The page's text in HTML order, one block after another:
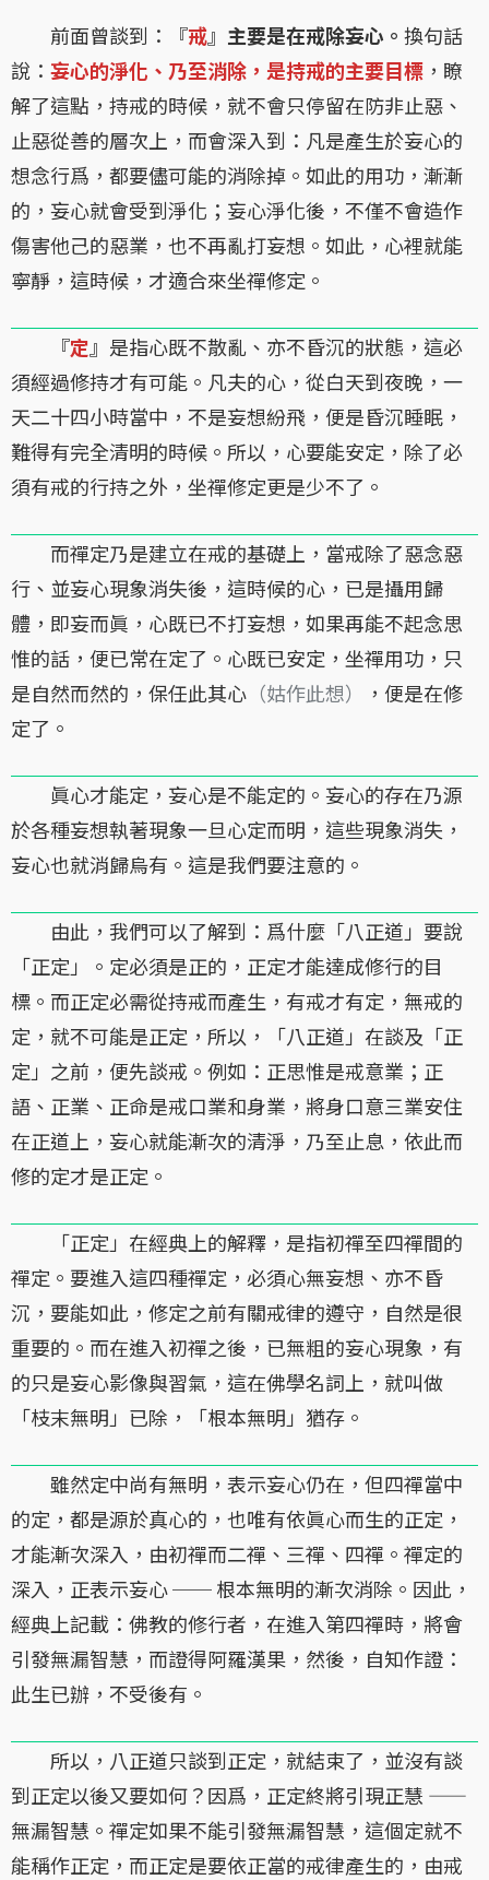
前面曾談到：『戒』 主要是在戒除妄心。 換句話
說： 妄心的淨化、乃至消除，是持戒的主要目標 ，瞭
解了這點，持戒的時候，就不會只停留在防非止惡、
止惡從善的層次上，而會深入到：凡是產生於妄心的
想念行爲，都要儘可能的消除掉。如此的用功，漸漸
的，妄心就會受到淨化；妄心淨化後，不僅不會造作
傷害他己的惡業，也不再亂打妄想。如此，心裡就能
寧靜，這時候，才適合來坐禪修定。
『定』是指心既不散亂、亦不昏沉的狀態，這必
須經過修持才有可能。凡夫的心，從白天到夜晚，一
天二十四小時當中，不是妄想紛飛，便是昏沉睡眠，
難得有完全清明的時候。所以，心要能安定，除了必
須有戒的行持之外，坐禪修定更是少不了。
而禪定乃是建立在戒的基礎上，當戒除了惡念惡
行、並妄心現象消失後，這時候的心，已是攝用歸
體，即妄而眞，心既已不打妄想，如果再能不起念思
惟的話，便已常在定了。心既已安定，坐禪用功，只
是自然而然的，保任此其心 （姑作此想）
，便是在修
定了。
眞心才能定，妄心是不能定的。妄心的存在乃源
於各種妄想執著現象一旦心定而明，這些現象消失，
妄心也就消歸烏有。這是我們要注意的。
由此，我們可以了解到：爲什麼「八正道」要說
「正定」。定必須是正的，正定才能達成修行的目
標。而正定必需從持戒而產生，有戒才有定，無戒的
定，就不可能是正定，所以，「八正道」在談及「正
定」之前，便先談戒。例如：正思惟是戒意業；正
語、正業、正命是戒口業和身業，將身口意三業安住
在正道上，妄心就能漸次的清淨，乃至止息，依此而
修的定才是正定。
「正定」在經典上的解釋，是指初禪至四禪間的
禪定。要進入這四種禪定，必須心無妄想、亦不昏
沉，要能如此，修定之前有關戒律的遵守，自然是很
重要的。而在進入初禪之後，已無粗的妄心現象，有
的只是妄心影像與習氣，這在佛學名詞上，就叫做
「枝末無明」已除，「根本無明」猶存。
雖然定中尚有無明，表示妄心仍在，但四禪當中
的定，都是源於真心的，也唯有依眞心而生的正定，
才能漸次深入，由初禪而二禪、三禪、四禪。禪定的
深入，正表示妄心 ── 根本無明的漸次消除。因此，
經典上記載：佛教的修行者，在進入第四禪時，將會
引發無漏智慧，而證得阿羅漢果，然後，自知作證：
此生已辦，不受後有。
所以，八正道只談到正定，就結束了，並沒有談
到正定以後又要如何？因爲，正定終將引現正慧 ——
無漏智慧。禪定如果不能引發無漏智慧，這個定就不
能稱作正定，而正定是要依正當的戒律產生的，由戒